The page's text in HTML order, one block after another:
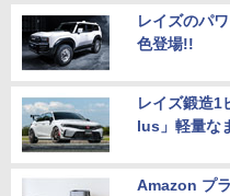
レイズのパ
色登場!!
レイズ鍛造1
lus」軽量な
Amazon プ